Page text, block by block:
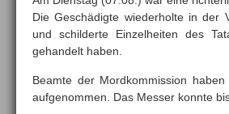
Die Geschädigte wiederholte in der
und schilderte Einzelheiten des
gehandelt haben.
Beamte der Mordkommission
aufgenommen. Das Messer konnte